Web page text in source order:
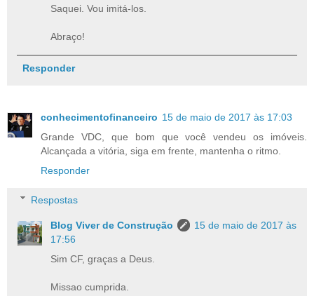
Saquei. Vou imitá-los.
Abraço!
Responder
conhecimentofinanceiro 15 de maio de 2017 às 17:03
Grande VDC, que bom que você vendeu os imóveis.
Alcançada a vitória, siga em frente, mantenha o ritmo.
Responder
Respostas
Blog Viver de Construção
15 de maio de 2017 às
17:56
Sim CF, graças a Deus.
Missao cumprida.